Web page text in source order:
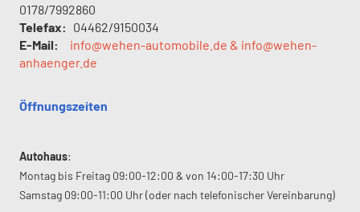
0178/7992860
Telefax: 04462/9150034
E-Mail:
info@wehen-automobile.de & info@wehen-
anhaenger.de
Öffnungszeiten
Autohaus:
Montag bis Freitag 09:00-12:00 & von 14:00-17:30 Uhr
Samstag 09:00-11:00 Uhr (oder nach telefonischer Vereinbarung)